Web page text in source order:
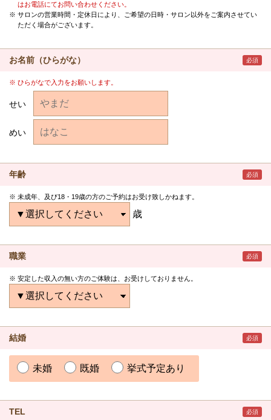
はお電話にてお問い合わせください。
サロンの営業時間・定休日により、ご希望の日時・サロン以外をご案内させてい
ただく場合がございます。
お名前（ひらがな） 必須
ひらがなで入力をお願いします。
せい
めい
年齢 必須
未成年、及び18・19歳の方のご予約はお受け致しかねます。
歳
職業 必須
安定した収入の無い方のご体験は、お受けしておりません。
結婚 必須
未婚 既婚 挙式予定あり
TEL 必須